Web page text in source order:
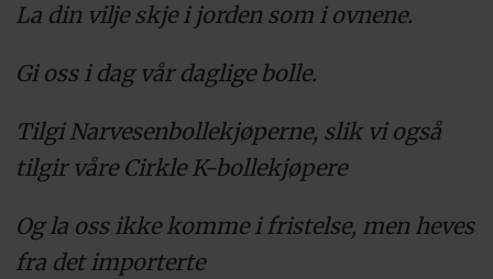
La din vilje skje i jorden som i ovnene.
Gi oss i dag vår daglige bolle.
Tilgi Narvesenbollekjøperne, slik vi også
tilgir våre Cirkle K-bollekjøpere
Og la oss ikke komme i fristelse, men heves
fra det importerte